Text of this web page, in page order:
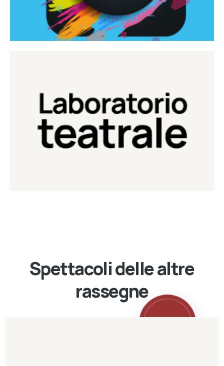
Laboratorio Teatrale
Laboratorio di teatro del Teatro Eduardo de Filippo
Continua
Spettacoli delle altre
rassegne